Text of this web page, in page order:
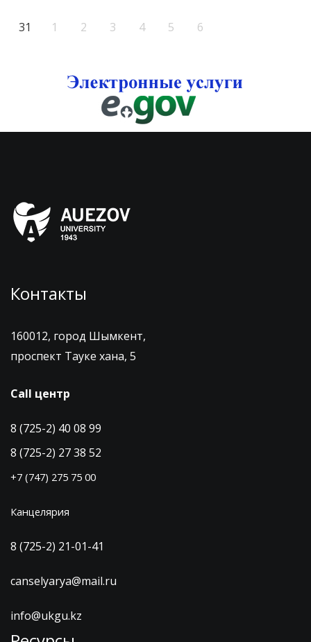
31 1 2 3 4 5 6
Контакты
160012, город Шымкент,
проспект Тауке хана, 5
Call центр
8 (725-2) 40 08 99
8 (725-2) 27 38 52
+7 (747) 275 75 00
Канцелярия
8 (725-2) 21-01-41
canselyarya@mail.ru
info@ukgu.kz